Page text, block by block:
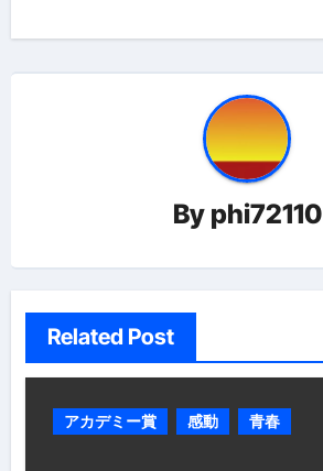
ビ
ゲ
ン
By phi72110
Related Post
アカデミー賞 感動 青春